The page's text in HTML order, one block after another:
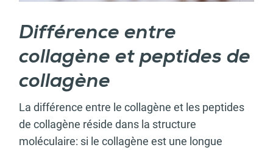
Différence entre
collagène et peptides de
collagène
La différence entre le collagène et les peptides
de collagène réside dans la structure
moléculaire: si le collagène est une longue